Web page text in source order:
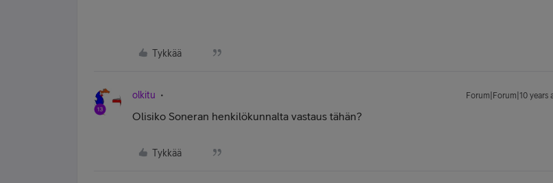
Tykkää
olkitu Forum|Forum|10 years
Olisiko Soneran henkilökunnalta vastaus tähän?
Tykkää